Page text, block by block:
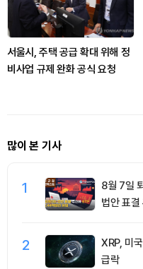
서울시, 주택 공급 확대 위해 정
비사업 규제 완화 공식 요청
많이 본 기사
1
8월 7일
법안 표
2
XRP, 미
급락